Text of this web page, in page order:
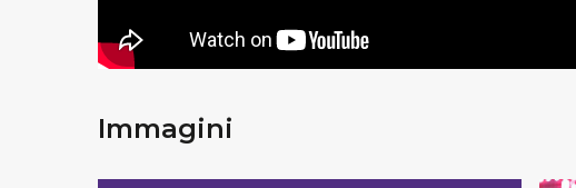
Immagini